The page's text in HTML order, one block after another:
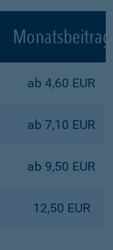
Monatsbeitrag
ab 4,60 EUR
ab 7,10 EUR
ab 9,50 EUR
12,50 EUR